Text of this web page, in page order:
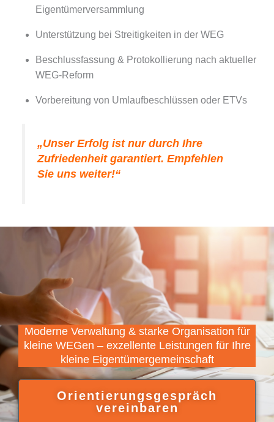
Eigentümerversammlung
Unterstützung bei Streitigkeiten in der WEG
Beschlussfassung & Protokollierung nach aktueller
WEG-Reform
Vorbereitung von Umlaufbeschlüssen oder ETVs
„Unser Erfolg ist nur durch Ihre
Zufriedenheit garantiert. Empfehlen
Sie uns weiter!“
Moderne Verwaltung & starke Organisation für
kleine WEGen – exzellente Leistungen für Ihre
kleine Eigentümergemeinschaft
Orientierungsgespräch
vereinbaren